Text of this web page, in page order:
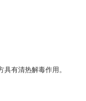
有清热解毒作用。